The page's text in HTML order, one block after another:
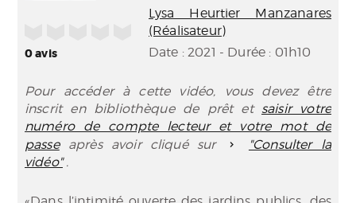
0avis
Lysa Heurtier Manzanares
(Réalisateur)
Date : 2021 - Durée : 01h10
Pour accéder à cette vidéo, vous devez être
inscrit en bibliothèque de prêt et saisir votre
numéro de compte lecteur et votre mot de
passe
après avoir cliqué sur
"Consulter la
vidéo" .